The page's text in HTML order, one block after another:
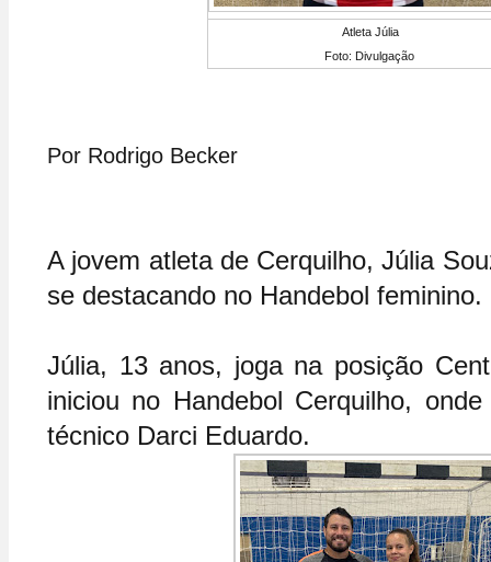
Atleta Júlia
Foto: Divulgação
Por Rodrigo Becker
A jovem atleta de Cerquilho, Júlia
se destacando no Handebol feminino.
Júlia, 13 anos, joga na posição
iniciou no Handebol Cerquilho,
técnico Darci Eduardo.